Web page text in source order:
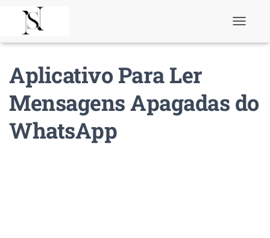
a
v
Aplicativo Para Ler
Mensagens Apagadas do
WhatsApp